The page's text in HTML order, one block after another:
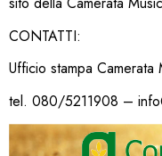
CONTATTI:
Ufficio stampa Camerata
tel. 080/5211908 –